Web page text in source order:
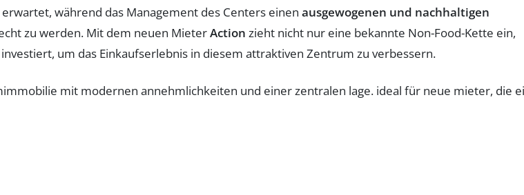
während das Management des Centers einen ausgewogenen und nachhaltigen
zu werden. Mit dem neuen MieterAction zieht nicht nur eine bekannte Non-Food-Kette ein,
investiert, um das Einkaufserlebnis in diesem attraktiven Zentrum zu verbessern.